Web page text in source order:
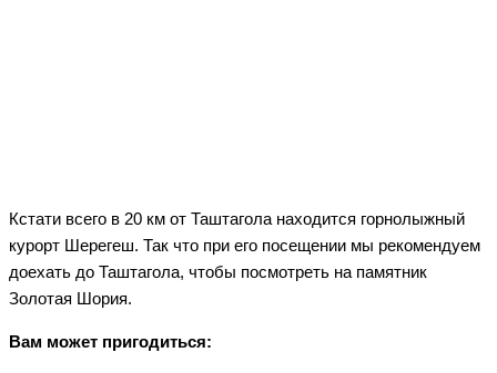
Кстати всего в 20 км от Таштагола находится горнолыжный
курорт Шерегеш. Так что при его посещении мы рекомендуем
доехать до Таштагола, чтобы посмотреть на памятник
Золотая Шория.
Вам может пригодиться: